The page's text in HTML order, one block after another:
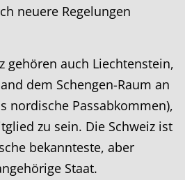
neuere Regelungen
gehören auch Liechtenstein,
dem Schengen-Raum an
nordische Passabkommen),
zu sein. Die Schweiz ist
bekannteste, aber
Staat.